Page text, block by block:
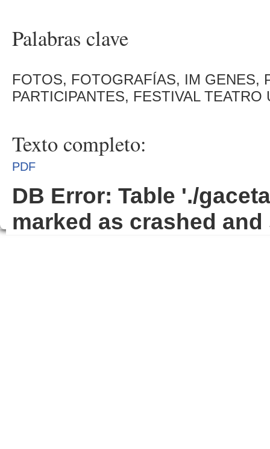
Palabras clave
FOTOS, FOTOGRAFÍAS, IM GENES,
PARTICIPANTES, FESTIVAL TEATRO
Texto completo:
PDF
DB Error: Table './
marked as crashed